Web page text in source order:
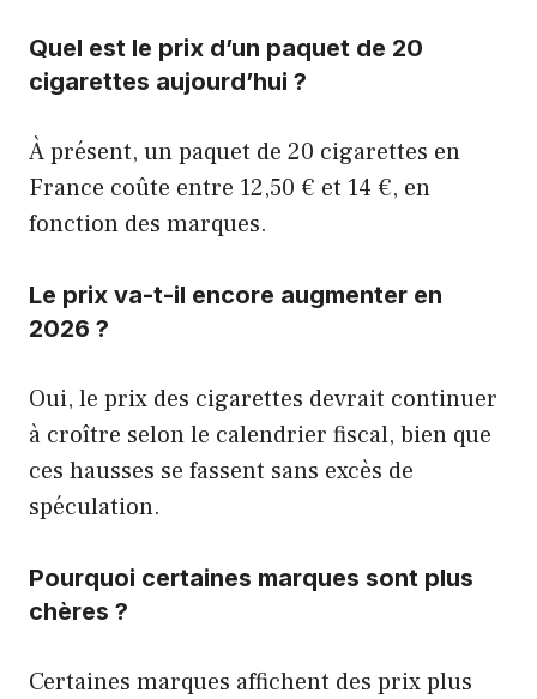
Quel est le prix d’un paquet de 20
cigarettes aujourd’hui ?
À présent, un paquet de 20 cigarettes en
France coûte entre 12,50 € et 14 €, en
fonction des marques.
Le prix va-t-il encore augmenter en
2026 ?
Oui, le prix des cigarettes devrait continuer
à croître selon le calendrier fiscal, bien que
ces hausses se fassent sans excès de
spéculation.
Pourquoi certaines marques sont plus
chères ?
Certaines marques affichent des prix plus